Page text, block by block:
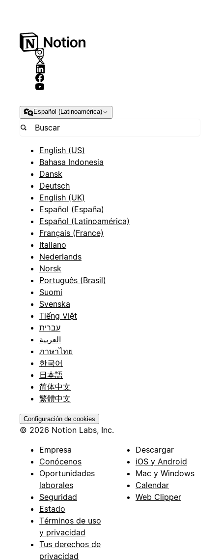
Español (Latinoamérica)
English (US)
Bahasa Indonesia
Dansk
Deutsch
English (UK)
Español (España)
Español (Latinoamérica)
Français (France)
Italiano
Nederlands
Norsk
Português (Brasil)
Suomi
Svenska
Tiếng Việt
עברית
العربية
ภาษาไทย
한국어
日本語
简体中文
繁體中文
Configuración de cookies
© 2026 Notion Labs, Inc.
Empresa
Conócenos
Oportunidades
laborales
Seguridad
Estado
Términos de uso
y privacidad
Tus derechos de
privacidad
Descargar
iOS y Android
Mac y Windows
Calendar
Web Clipper